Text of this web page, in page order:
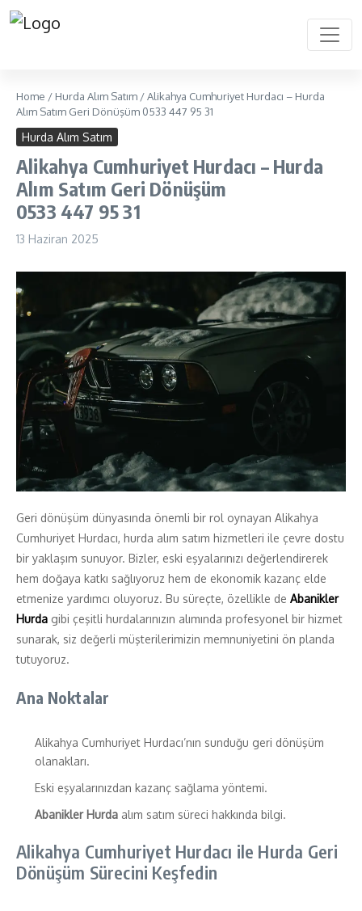
Home / Hurda Alım Satım /Alikahya Cumhuriyet Hurdacı – Hurda
Alım Satım Geri Dönüşüm 0533 447 95 31
Hurda Alım Satım
Alikahya Cumhuriyet Hurdacı – Hurda
Alım Satım Geri Dönüşüm
0533 447 95 31
13 Haziran 2025
Geri dönüşüm dünyasında önemli bir rol oynayan Alikahya
Cumhuriyet Hurdacı, hurda alım satım hizmetleri ile çevre dostu
bir yaklaşım sunuyor. Bizler, eski eşyalarınızı değerlendirerek
hem doğaya katkı sağlıyoruz hem de ekonomik kazanç elde
etmenize yardımcı oluyoruz. Bu süreçte, özellikle de Abanikler
Hurda gibi çeşitli hurdalarınızın alımında profesyonel bir hizmet
sunarak, siz değerli müşterilerimizin memnuniyetini ön planda
tutuyoruz.
Ana Noktalar
Alikahya Cumhuriyet Hurdacı’nın sunduğu geri dönüşüm
olanakları.
Eski eşyalarınızdan kazanç sağlama yöntemi.
Abanikler Hurda alım satım süreci hakkında bilgi.
Alikahya Cumhuriyet Hurdacı ile Hurda Geri
Dönüşüm Sürecini Keşfedin